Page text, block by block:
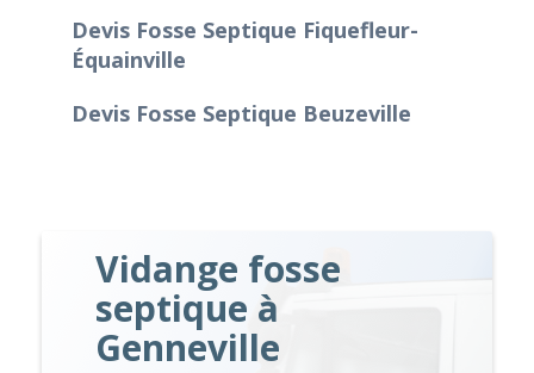
Devis Fosse Septique Fiquefleur-
Équainville
Devis Fosse Septique Beuzeville
Vidange fosse
septique à
Genneville